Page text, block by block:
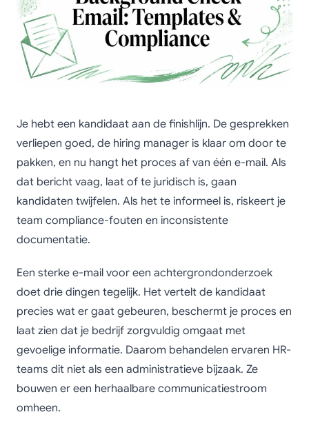
Je hebt een kandidaat aan de finishlijn. De gesprekken
verliepen goed, de hiring manager is klaar om door te
pakken, en nu hangt het proces af van één e-mail. Als
dat bericht vaag, laat of te juridisch is, gaan
kandidaten twijfelen. Als het te informeel is, riskeert je
team compliance-fouten en inconsistente
documentatie.
Een sterke e-mail voor een achtergrondonderzoek
doet drie dingen tegelijk. Het vertelt de kandidaat
precies wat er gaat gebeuren, beschermt je proces en
laat zien dat je bedrijf zorgvuldig omgaat met
gevoelige informatie. Daarom behandelen ervaren HR-
teams dit niet als een administratieve bijzaak. Ze
bouwen er een herhaalbare communicatiestroom
omheen.